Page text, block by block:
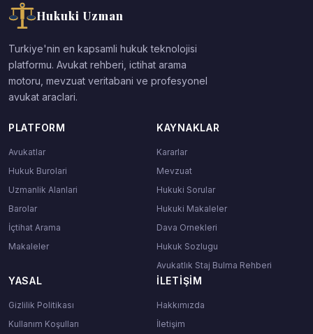
Hukuki Uzman
Turkiye'nin en kapsamli hukuk teknolojisi
platformu. Avukat rehberi, ictihat arama
motoru, mevzuat veritabani ve profesyonel
avukat araclari.
PLATFORM
Avukatlar
Hukuk Burolari
Uzmanlik Alanlari
Barolar
İçtihat Arama
Makaleler
KAYNAKLAR
Kararlar
Mevzuat
Hukuki Sorular
Hukuki Makaleler
Dava Ornekleri
Hukuk Sozlugu
Avukatlık Staj Bulma Rehberi
YASAL
Gizlilik Politikası
Kullanım Koşulları
İLETIŞIM
Hakkımızda
İletişim